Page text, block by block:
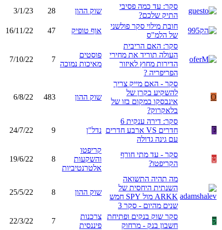
סקר: עד כמה פסיבי
התיק שלכם?
שוק ההון 28
3/1/23
חובת מילוי סקר פולשני
של הלמ"ס
אוף טופיק 47
16/11/22
סקר: האם הריבית
העולה תוריד את מחירי
הדירות מחוץ לאיזור
הפריפריה ?
פוסטים
מאיכות נמוכה
7
7/10/22
O
סקר - האם מייק צריך
להשקיע בקרן של
אינבסקו במקום בזו של
בלאקרוק?
שוק ההון 483
6/8/22
E
סקר: דירה ענקית 6
חדרים VS ארבע חדרים
עם גינה גדולה
נדל"ן 9
24/7/22
ט
סקר - עד מתי חורף
הקריפטו?
קריפטו
והשקעות
אלטרנטיביות
8
19/6/22
מה תהיה התשואה
השנתית היחסית של
ARKK מול SPY חמש
שנים מהיום - סקר 3
שוק ההון 8
25/5/22
ק
סקר שוק בנקים ופתיחת
חשבון בנק - מרחוק
צרכנות
פיננסית
7
22/3/22